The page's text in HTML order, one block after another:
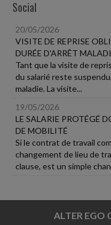
Social
20/05/2026
VISITE DE REPRISE
DURÉE D'ARRÊT
Tant que la visite de
du salarié reste
maladie. La visite...
19/05/2026
LE SALARIE PROTÉGÉ
DE MOBILITÉ
Si le contrat de travail
changement de lieu de
clause, est un simple
ALTER EGO